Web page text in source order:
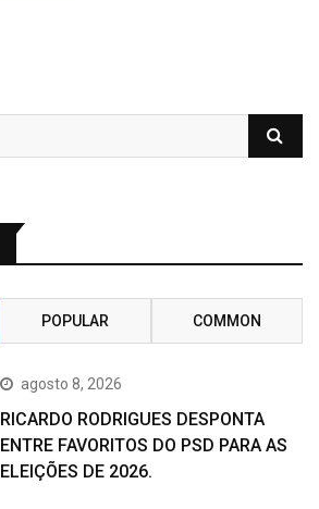
POPULAR COMMON
agosto 8, 2026
RICARDO RODRIGUES DESPONTA
ENTRE FAVORITOS DO PSD PARA AS
ELEIÇÕES DE 2026.